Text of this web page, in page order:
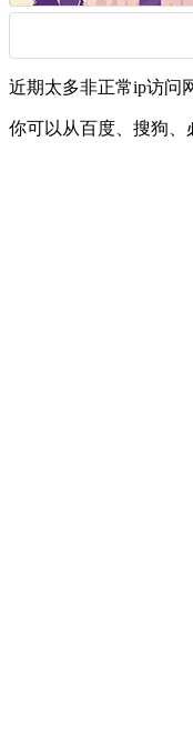
近期太多非正常ip访问
你可以从百度、搜狗、